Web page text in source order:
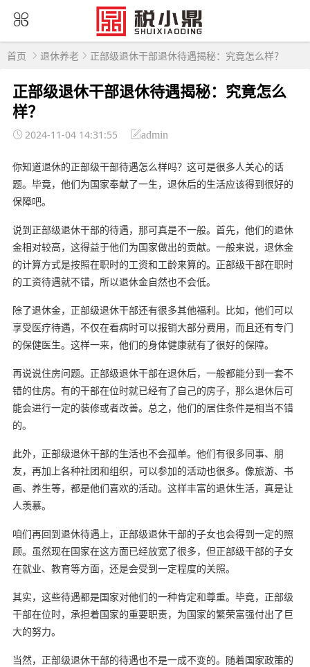
首页 退休养老 正部级退休干部退休待遇揭秘：究竟怎么样？
正部级退休干部退休待遇揭秘：究竟怎么
样？
2024-11-04 14:31:55 admin
你知道退休的正部级干部待遇怎么样吗？这可是很多人关心的话
题。毕竟，他们为国家奉献了一生，退休后的生活应该得到很好的
保障吧。
说到正部级退休干部的待遇，那可真是不一般。首先，他们的退休
金相对较高，这得益于他们为国家做出的贡献。一般来说，退休金
的计算方式是按照在职时的工资和工龄来算的。正部级干部在职时
的工资待遇就不错，所以退休金自然也不会低。
除了退休金，正部级退休干部还有很多其他福利。比如，他们可以
享受医疗待遇，不仅在看病时可以报销大部分费用，而且还有专门
的保健医生。这样一来，他们的身体健康就有了很好的保障。
再说说住房问题。正部级退休干部在退休后，一般都能分到一套不
错的住房。有的干部在位时就已经有了自己的房子，那么退休后可
能会进行一定的装修或者改善。总之，他们的居住条件是相当不错
的。
此外，正部级退休干部的生活也不会孤单。他们有很多同事、朋
友，再加上各种社团和组织，可以参加的活动也很多。像旅游、书
画、养生等，都是他们喜欢的活动。这样丰富的退休生活，真是让
人羡慕。
咱们再回到退休待遇上，正部级退休干部的子女也会得到一定的照
顾。虽然现在国家在这方面已经放宽了很多，但正部级干部的子女
在就业、教育等方面，还是会受到一定程度的关照。
其实，这些待遇都是国家对他们的一种肯定和尊重。毕竟，正部级
干部在位时，承担着国家的重要职责，为国家的繁荣富强付出了巨
大的努力。
当然，正部级退休干部的待遇也不是一成不变的。随着国家政策的